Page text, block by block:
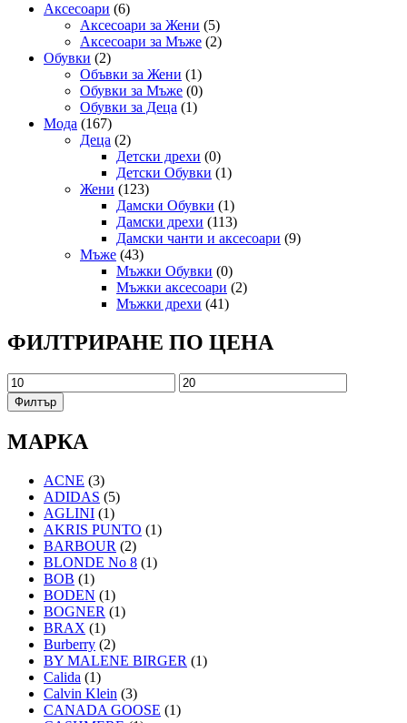
Аксесоари (6)
Аксесоари за Жени (5)
Аксесоари за Мъже (2)
Обувки (2)
Объвки за Жени (1)
Обувки за Мъже (0)
Обувки за Деца (1)
Мода (167)
Деца (2)
Детски дрехи (0)
Детски Обувки (1)
Жени (123)
Дамски Обувки (1)
Дамски дрехи (113)
Дамски чанти и аксесоари (9)
Мъже (43)
Мъжки Обувки (0)
Мъжки аксесоари (2)
Мъжки дрехи (41)
ФИЛТРИРАНЕ ПО ЦЕНА
Минимална
цена
Максимална
цена
Филтър
МАРКА
ACNE (3)
ADIDAS (5)
AGLINI (1)
AKRIS PUNTO (1)
BARBOUR (2)
BLONDE No 8 (1)
BOB (1)
BODEN (1)
BOGNER (1)
BRAX (1)
Burberry (2)
BY MALENE BIRGER (1)
Calida (1)
Calvin Klein (3)
CANADA GOOSE (1)